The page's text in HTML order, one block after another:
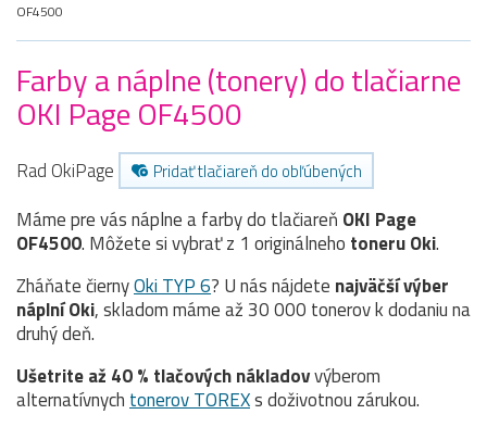
OF4500
Farby a náplne (tonery) do tlačiarne
OKI Page OF4500
Rad OkiPage Pridať tlačiareň do obľúbených
Máme pre vás náplne a farby do tlačiareň OKI Page
OF4500. Môžete si vybrať z 1 originálneho toneruOki.
Zháňate čiernyOki TYP 6? U nás nájdete najväčší výber
náplní Oki, skladom máme až 30 000 tonerov k dodaniu na
druhý deň.
Ušetrite až 40 % tlačových nákladovvýberom
alternatívnychtonerov TOREXs doživotnou zárukou.